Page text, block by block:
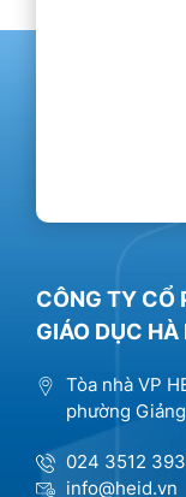
CÔNG TY CỔ
GIÁO DỤC HÀ
Tòa nhà VP
phường
024 3512
info@heid.vn